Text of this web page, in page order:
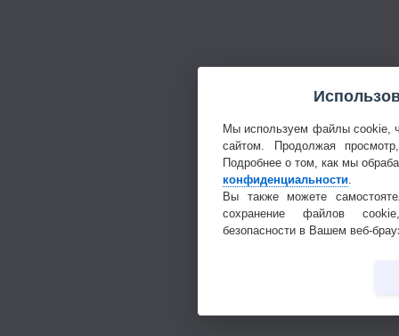
Мы используем файлы cookie,
сайтом. Продолжая
Подробнее о том, как мы
конфиденциальности.
Вы также можете
сохранение файлов
безопасности в Вашем веб-